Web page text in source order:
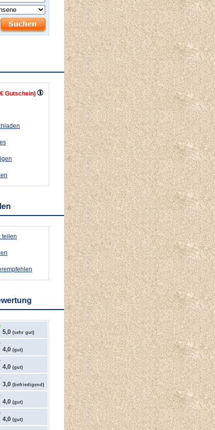
Gutschein)
teilen
5,0 (sehr gut)
4,0 (gut)
4,0 (gut)
3,0 (befriedigend)
4,0 (gut)
4,0 (gut)